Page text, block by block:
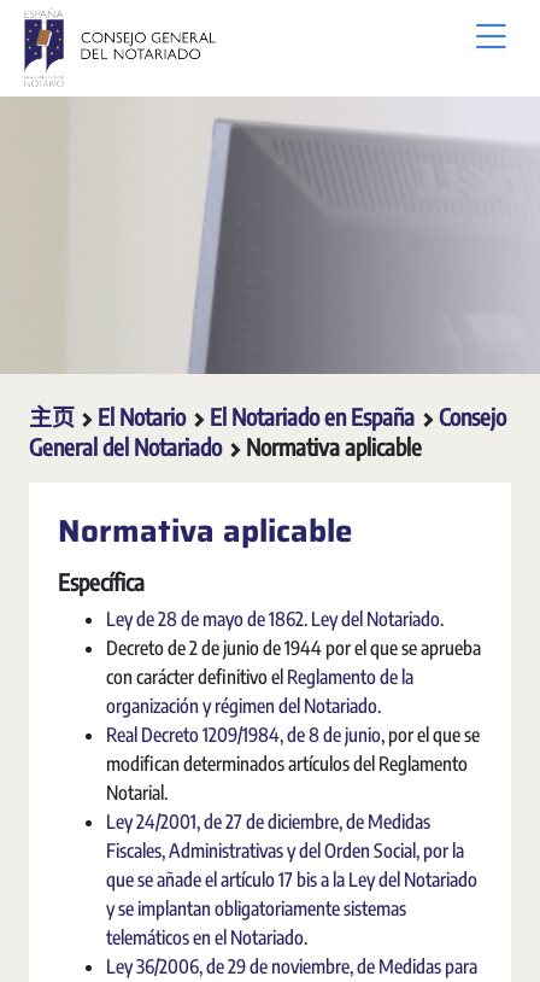
跳转到主内容
主页 El Notario El Notariado en España
Consejo
General del Notariado
Normativa aplicable
Normativa aplicable
Específica
Ley de 28 de mayo de 1862. Ley del Notariado.
Decreto de 2 de junio de 1944 por el que se aprueba
con carácter definitivo el Reglamento de la
organización y régimen del Notariado.
Real Decreto 1209/1984, de 8 de junio, por el que se
modifican determinados artículos del Reglamento
Notarial.
Ley 24/2001, de 27 de diciembre, de Medidas
Fiscales, Administrativas y del Orden Social, por la
que se añade el artículo 17 bis a la Ley del Notariado
y se implantan obligatoriamente sistemas
telemáticos en el Notariado.
Ley 36/2006, de 29 de noviembre, de Medidas para